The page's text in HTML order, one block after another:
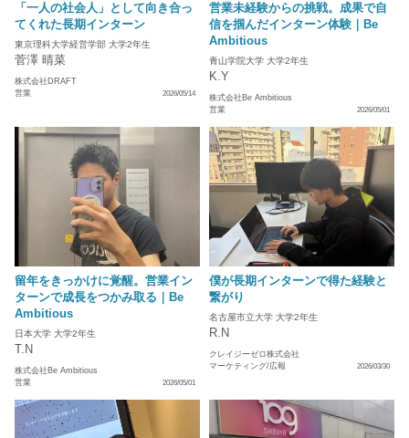
「一人の社会人」として向き合っ
てくれた長期インターン
東京理科大学経営学部 大学2年生
菅澤 晴菜
株式会社DRAFT
営業
2026/05/14
営業未経験からの挑戦。成果で自
信を掴んだインターン体験｜Be
Ambitious
青山学院大学 大学2年生
K.Y
株式会社Be Ambitious
営業
2026/05/01
留年をきっかけに覚醒。営業イン
ターンで成長をつかみ取る｜Be
Ambitious
日本大学 大学2年生
T.N
株式会社Be Ambitious
営業
2026/05/01
僕が長期インターンで得た経験と
繋がり
名古屋市立大学 大学2年生
R.N
クレイジーゼロ株式会社
マーケティング/広報
2026/03/30